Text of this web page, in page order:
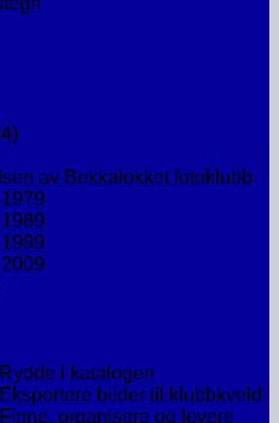
av Bekkalokket fotoklubb
i katalogen
bilder til klubbkveld
organisere og levere